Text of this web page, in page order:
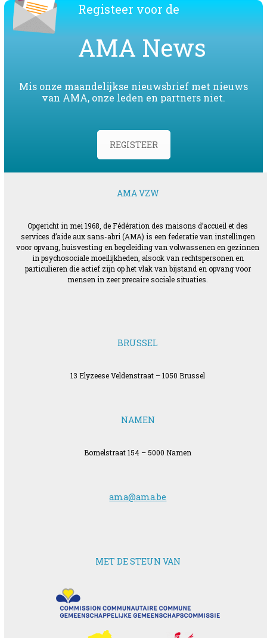
Registeer voor de
AMA News
Mis onze maandelijkse nieuwsbrief met nieuws
van AMA, onze leden en partners niet.
REGISTEER
AMA VZW
Opgericht in mei 1968, de Fédération des maisons d’accueil et des
services d’aide aux sans-abri (AMA) is een federatie van instellingen
voor opvang, huisvesting en begeleiding van volwassenen en gezinnen
in psychosociale moeilijkheden, alsook van rechtspersonen en
particulieren die actief zijn op het vlak van bijstand en opvang voor
mensen in zeer precaire sociale situaties.
BRUSSEL
13 Elyzeese Veldenstraat – 1050 Brussel
NAMEN
Bomelstraat 154 – 5000 Namen
ama@ama.be
MET DE STEUN VAN